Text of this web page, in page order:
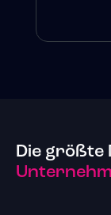
Die